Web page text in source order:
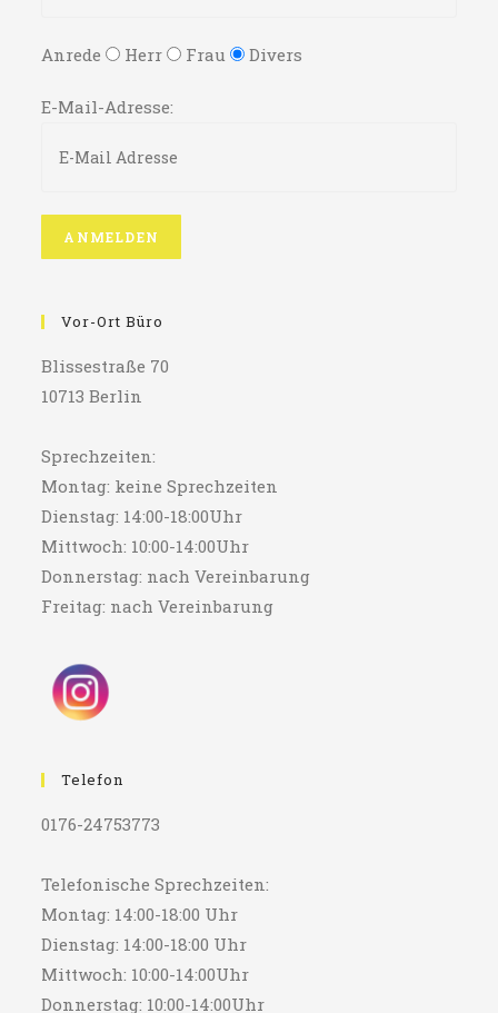
Anrede Herr Frau Divers
E-Mail-Adresse:
Vor-Ort Büro
Blissestraße 70
10713 Berlin
Sprechzeiten:
Montag: keine Sprechzeiten
Dienstag: 14:00-18:00Uhr
Mittwoch: 10:00-14:00Uhr
Donnerstag: nach Vereinbarung
Freitag: nach Vereinbarung
Telefon
0176-24753773
Telefonische Sprechzeiten:
Montag: 14:00-18:00 Uhr
Dienstag: 14:00-18:00 Uhr
Mittwoch: 10:00-14:00Uhr
Donnerstag: 10:00-14:00Uhr